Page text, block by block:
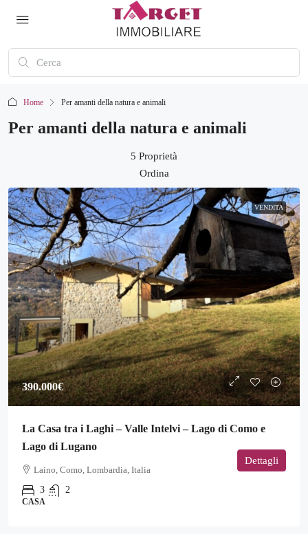
Home Per amanti della natura e animali
Per amanti della natura e animali
5 Proprietà
Ordina
VENDITA
390.000€
La Casa tra i Laghi – Valle Intelvi – Lago di Como e
Lago di Lugano
Laino, Como, Lombardia, Italia
3
2
CASA
Dettagli